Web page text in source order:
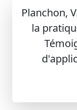
Planchon,
la